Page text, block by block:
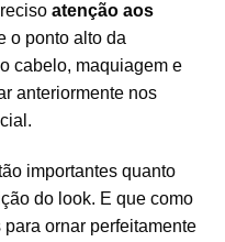
atenção aos
o ponto alto da
cabelo, maquiagem e
anteriormente nos
importantes quanto
do look. E que como
ornar perfeitamente